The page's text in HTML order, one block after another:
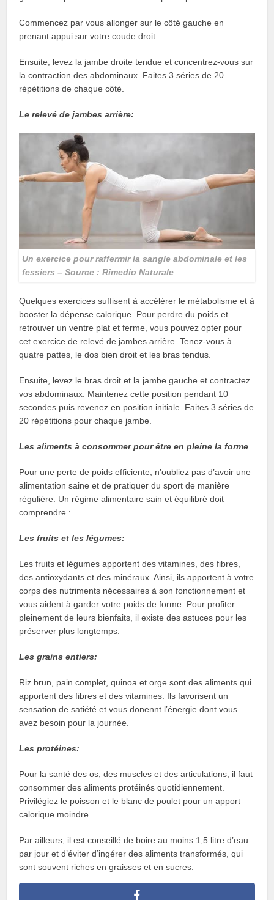
Commencez par vous allonger sur le côté gauche en
prenant appui sur votre coude droit.
Ensuite, levez la jambe droite tendue et concentrez-vous sur
la contraction des abdominaux. Faites 3 séries de 20
répétitions de chaque côté.
Le relevé de jambes arrière:
Un exercice pour raffermir la sangle abdominale et les
fessiers – Source : Rimedio Naturale
Quelques exercices suffisent à accélérer le métabolisme et à
booster la dépense calorique. Pour perdre du poids et
retrouver un ventre plat et ferme, vous pouvez opter pour
cet exercice de relevé de jambes arrière. Tenez-vous à
quatre pattes, le dos bien droit et les bras tendus.
Ensuite, levez le bras droit et la jambe gauche et contractez
vos abdominaux. Maintenez cette position pendant 10
secondes puis revenez en position initiale. Faites 3 séries de
20 répétitions pour chaque jambe.
Les aliments à consommer pour être en pleine la forme
Pour une perte de poids efficiente, n’oubliez pas d’avoir une
alimentation saine et de pratiquer du sport de manière
régulière. Un régime alimentaire sain et équilibré doit
comprendre :
Les fruits et les légumes:
Les fruits et légumes apportent des vitamines, des fibres,
des antioxydants et des minéraux. Ainsi, ils apportent à votre
corps des nutriments nécessaires à son fonctionnement et
vous aident à garder votre poids de forme. Pour profiter
pleinement de leurs bienfaits, il existe des astuces pour les
préserver plus longtemps.
Les grains entiers:
Riz brun, pain complet, quinoa et orge sont des aliments qui
apportent des fibres et des vitamines. Ils favorisent un
sensation de satiété et vous donennt l’énergie dont vous
avez besoin pour la journée.
Les protéines:
Pour la santé des os, des muscles et des articulations, il faut
consommer des aliments protéinés quotidiennement.
Privilégiez le poisson et le blanc de poulet pour un apport
calorique moindre.
Par ailleurs, il est conseillé de boire au moins 1,5 litre d’eau
par jour et d’éviter d’ingérer des aliments transformés, qui
sont souvent riches en graisses et en sucres.